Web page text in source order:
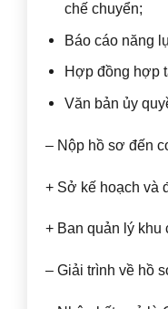
chế chuyển;
Báo cáo năng
Hợp đồng hợp
Văn bản ủy
– Nộp hồ sơ đến
+ Sở kế hoạch và
+ Ban quản lý khu
– Giải trình về hồ